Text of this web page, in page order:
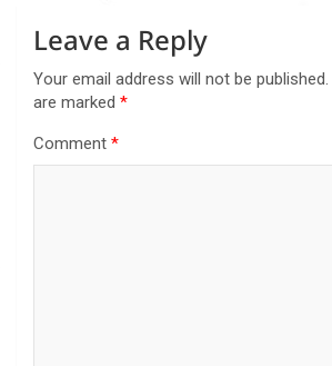
Leave a Reply
Your email address will not be published.
are marked *
Comment *